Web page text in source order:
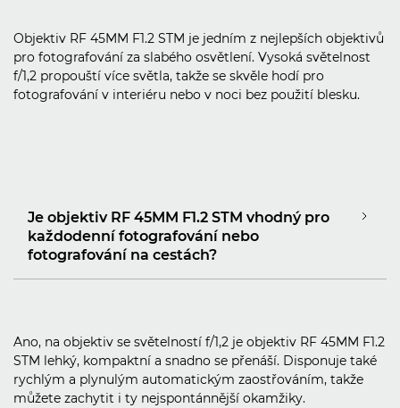
Objektiv RF 45MM F1.2 STM je jedním z nejlepších objektivů
pro fotografování za slabého osvětlení. Vysoká světelnost
f/1,2 propouští více světla, takže se skvěle hodí pro
fotografování v interiéru nebo v noci bez použití blesku.
Je objektiv RF 45MM F1.2 STM vhodný pro
každodenní fotografování nebo
fotografování na cestách?
Ano, na objektiv se světelností f/1,2 je objektiv RF 45MM F1.2
STM lehký, kompaktní a snadno se přenáší. Disponuje také
rychlým a plynulým automatickým zaostřováním, takže
můžete zachytit i ty nejspontánnější okamžiky.